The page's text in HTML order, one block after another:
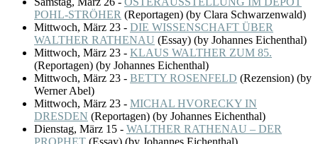
POHL-STRÖHER (Reportagen) (by Clara Schwarzenwald)
Mittwoch, März 23 - DIE WISSENSCHAFT ÜBER
WALTHER RATHENAU (Essay) (by Johannes Eichenthal)
Mittwoch, März 23 - KLAUS WALTHER ZUM 85.
(Reportagen) (by Johannes Eichenthal)
Mittwoch, März 23 - BETTY ROSENFELD (Rezension) (by
Werner Abel)
Mittwoch, März 23 - MICHAL HVORECKY IN
DRESDEN (Reportagen) (by Johannes Eichenthal)
Dienstag, März 15 - WALTHER RATHENAU – DER
PROPHET (Essay) (by Johannes Eichenthal)